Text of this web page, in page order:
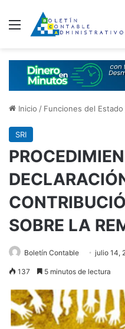
Menú
Inicio / Funciones del Estado
SRI
SOBRE LA
Boletín Contable julio 14,
137 5 minutos de lectura